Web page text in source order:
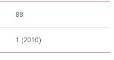
88
1 (2010)